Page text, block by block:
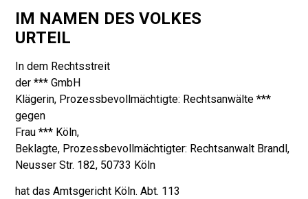
IM NAMEN DES VOLKES
URTEIL
In dem Rechtsstreit
der *** GmbH
Klägerin, Prozessbevollmächtigte: Rechtsanwälte ***
gegen
Frau *** Köln,
Beklagte, Prozessbevollmächtigter: Rechtsanwalt Brandl,
Neusser Str. 182, 50733 Köln
hat das Amtsgericht Köln. Abt. 113